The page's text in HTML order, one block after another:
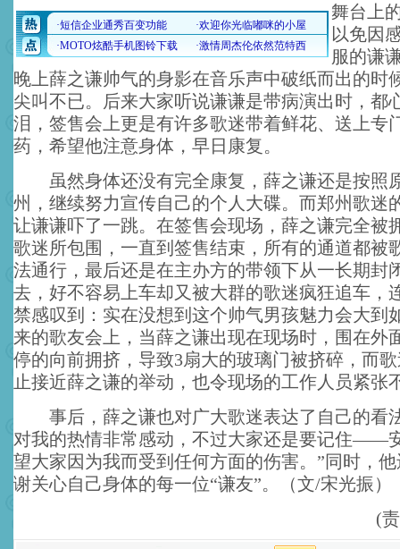
舞台上
以免因
服的谦
晚上薛之谦帅气的身影在音乐声中破纸而出的时
尖叫不已。后来大家听说谦谦是带病演出时，都
泪，签售会上更是有许多歌迷带着鲜花、送上专
药，希望他注意身体，早日康复。
虽然身体还没有完全康复，薛之谦还是按照
州，继续努力宣传自己的个人大碟。而郑州歌迷
让谦谦吓了一跳。在签售会现场，薛之谦完全被
歌迷所包围，一直到签售结束，所有的通道都被
法通行，最后还是在主办方的带领下从一长期封
去，好不容易上车却又被大群的歌迷疯狂追车，
禁感叹到：实在没想到这个帅气男孩魅力会大到
来的歌友会上，当薛之谦出现在现场时，围在外
停的向前拥挤，导致3扇大的玻璃门被挤碎，而
止接近薛之谦的举动，也令现场的工作人员紧张
事后，薛之谦也对广大歌迷表达了自己的看
对我的热情非常感动，不过大家还是要记住——
望大家因为我而受到任何方面的伤害。”同时，
谢关心自己身体的每一位“谦友”。（文/宋光振）
(